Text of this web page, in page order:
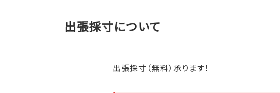
出張採寸について
出張採寸（無料）承ります！